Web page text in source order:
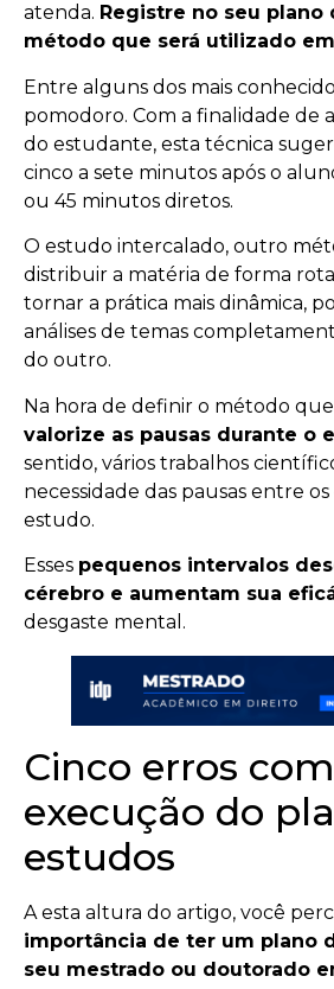
atenda. Registre no seu plano
método que será utilizado
Entre alguns dos mais
pomodoro. Com a finalidade de
do estudante, esta técnica
cinco a sete minutos após o
ou 45 minutos diretos.
O estudo intercalado, outro
distribuir a matéria de forma
tornar a prática mais dinâmica,
análises de temas
do outro.
Na hora de definir o método
valorize as pausas durante o
sentido, vários trabalhos
necessidade das pausas entre os
estudo.
Esses pequenos intervalos
cérebro e aumentam sua
desgaste mental.
Cinco erros
execução do
estudos
A esta altura do artigo, você
importância de ter um plano
seu mestrado ou doutorado